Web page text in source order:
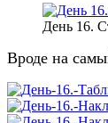
День 16.
Вроде на